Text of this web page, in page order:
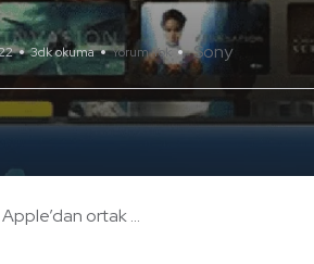
3dk okuma Yorum Yok Sony
ortak ...